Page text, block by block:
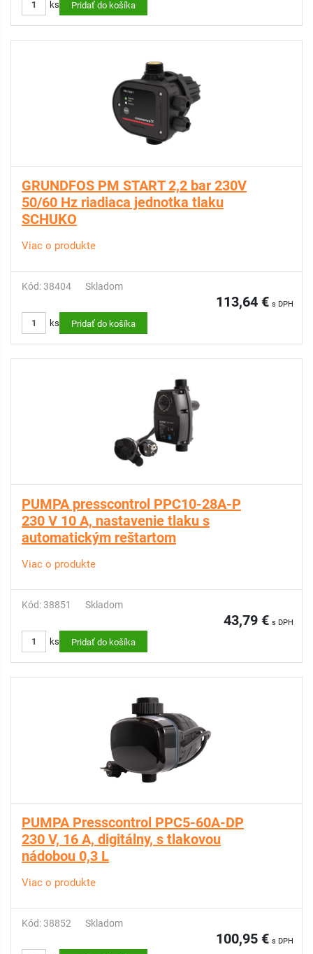
ks Pridať do košíka
GRUNDFOS PM START 2,2 bar 230V
50/60 Hz riadiaca jednotka tlaku
SCHUKO
Viac o produkte
Kód: 38404 Skladom
113,64 € s DPH
ks Pridať do košíka
PUMPA presscontrol PPC10-28A-P
230 V 10 A, nastavenie tlaku s
automatickým reštartom
Viac o produkte
Kód: 38851 Skladom
43,79 € s DPH
ks Pridať do košíka
PUMPA Presscontrol PPC5-60A-DP
230 V, 16 A, digitálny, s tlakovou
nádobou 0,3 L
Viac o produkte
Kód: 38852 Skladom
100,95 € s DPH